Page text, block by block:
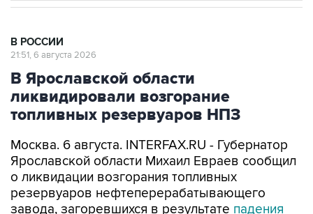
В Ярославской области
ликвидировали возгорание
топливных резервуаров НПЗ
Москва. 6 августа. INTERFAX.RU - Губернатор
о ликвидации возгорания топливных
резервуаров нефтеперерабатывающего
завода, загоревшихся в результатепадения
обломковбеспилотников.